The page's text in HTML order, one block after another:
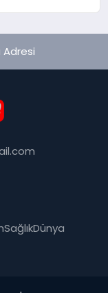
Adresi
SağlıkDünya